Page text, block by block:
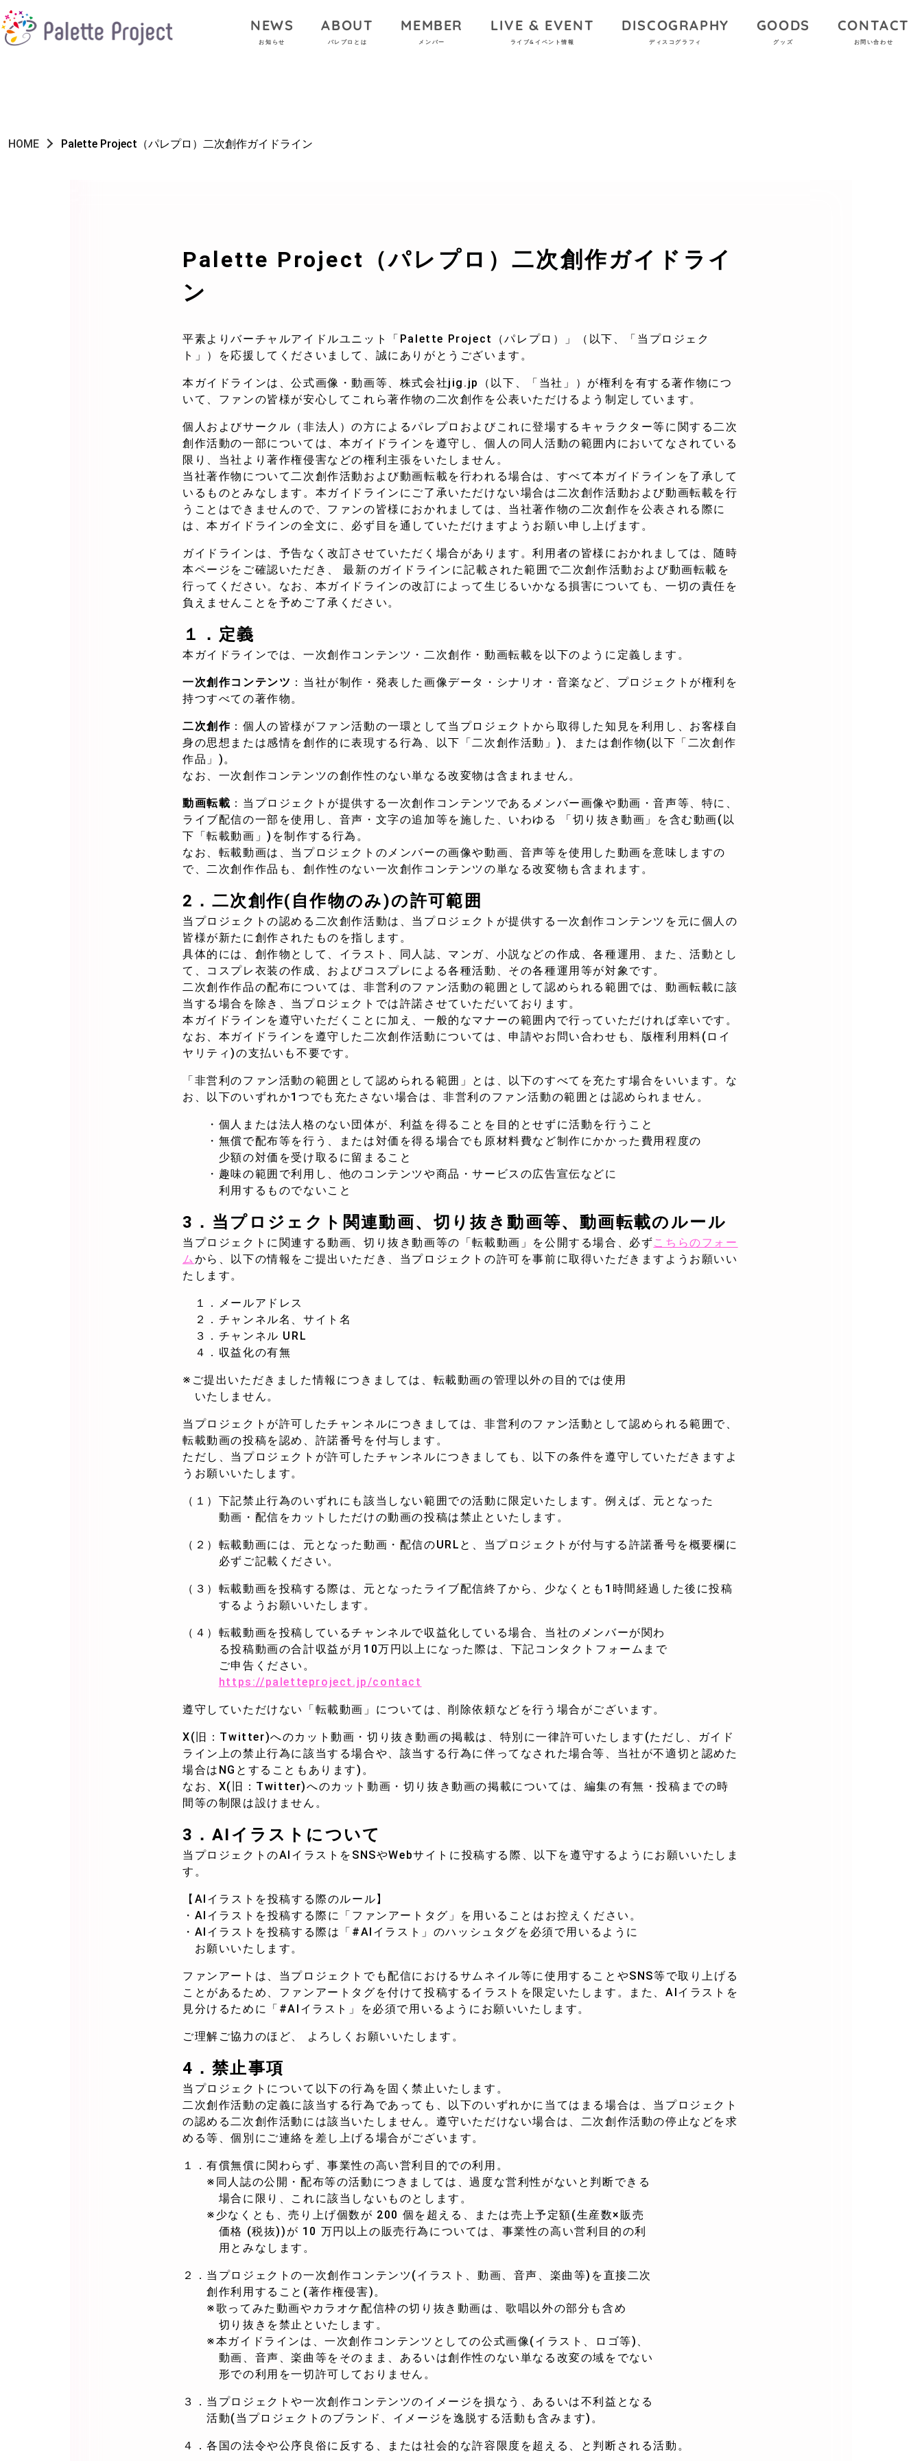
NEWS
お知らせ
ABOUT
パレプロとは
MEMBER
メンバー
LIVE & EVENT
ライブ&イベント情報
DISCOGRAPHY
ディスコグラフィ
GOODS
グッズ
CONTACT
お問い合わせ
HOME Palette Project（パレプロ）二次創作ガイドライン
Palette Project（パレプロ）二次創作ガイドライ
ン
平素よりバーチャルアイドルユニット「Palette Project（パレプロ）」（以下、「当プロジェク
ト」）を応援してくださいまして、誠にありがとうございます。
本ガイドラインは、公式画像・動画等、株式会社jig.jp（以下、「当社」）が権利を有する著作物につ
いて、ファンの皆様が安心してこれら著作物の二次創作を公表いただけるよう制定しています。
個人およびサークル（非法人）の方によるパレプロおよびこれに登場するキャラクター等に関する二次
創作活動の一部については、本ガイドラインを遵守し、個人の同人活動の範囲内においてなされている
限り、当社より著作権侵害などの権利主張をいたしません。
当社著作物について二次創作活動および動画転載を行われる場合は、すべて本ガイドラインを了承して
いるものとみなします。本ガイドラインにご了承いただけない場合は二次創作活動および動画転載を行
うことはできませんので、ファンの皆様におかれましては、当社著作物の二次創作を公表される際に
は、本ガイドラインの全文に、必ず目を通していただけますようお願い申し上げます。
ガイドラインは、予告なく改訂させていただく場合があります。利用者の皆様におかれましては、随時
本ページをご確認いただき、 最新のガイドラインに記載された範囲で二次創作活動および動画転載を
行ってください。なお、本ガイドラインの改訂によって生じるいかなる損害についても、一切の責任を
負えませんことを予めご了承ください。
１．定義
本ガイドラインでは、一次創作コンテンツ・二次創作・動画転載を以下のように定義します。
一次創作コンテンツ ：当社が制作・発表した画像データ・シナリオ・音楽など、プロジェクトが権利を
持つすべての著作物。
二次創作 ：個人の皆様がファン活動の一環として当プロジェクトから取得した知見を利用し、お客様自
身の思想または感情を創作的に表現する行為、以下「二次創作活動」)、または創作物(以下「二次創作
作品」)。
なお、一次創作コンテンツの創作性のない単なる改変物は含まれません。
動画転載 ：当プロジェクトが提供する一次創作コンテンツであるメンバー画像や動画・音声等、特に、
ライブ配信の一部を使用し、音声・文字の追加等を施した、いわゆる 「切り抜き動画」を含む動画(以
下「転載動画」)を制作する行為。
なお、転載動画は、当プロジェクトのメンバーの画像や動画、音声等を使用した動画を意味しますの
で、二次創作作品も、創作性のない一次創作コンテンツの単なる改変物も含まれます。
2． 二次創作(自作物のみ)の許可範囲
当プロジェクトの認める二次創作活動は、当プロジェクトが提供する一次創作コンテンツを元に個人の
皆様が新たに創作されたものを指します。
具体的には、創作物として、イラスト、同人誌、マンガ、小説などの作成、各種運用、また、活動とし
て、コスプレ衣装の作成、およびコスプレによる各種活動、その各種運用等が対象です。
二次創作作品の配布については、非営利のファン活動の範囲として認められる範囲では、動画転載に該
当する場合を除き、当プロジェクトでは許諾させていただいております。
本ガイドラインを遵守いただくことに加え、一般的なマナーの範囲内で行っていただければ幸いです。
なお、本ガイドラインを遵守した二次創作活動については、申請やお問い合わせも、版権利用料(ロイ
ヤリティ)の支払いも不要です。
「非営利のファン活動の範囲として認められる範囲」とは、以下のすべてを充たす場合をいいます。な
お、以下のいずれか1つでも充たさない場合は、非営利のファン活動の範囲とは認められません。
・個人または法人格のない団体が、利益を得ることを目的とせずに活動を行うこと
・無償で配布等を行う、または対価を得る場合でも原材料費など制作にかかった費用程度の
少額の対価を受け取るに留まること
・趣味の範囲で利用し、他のコンテンツや商品・サービスの広告宣伝などに
利用するものでないこと
3． 当プロジェクト関連動画、切り抜き動画等、動画転載のルール
当プロジェクトに関連する動画、切り抜き動画等の「転載動画」を公開する場合、必ずこちらのフォー
ムから、以下の情報をご提出いただき、当プロジェクトの許可を事前に取得いただきますようお願いい
たします。
１．メールアドレス
２．チャンネル名、サイト名
３．チャンネル URL
４．収益化の有無
※ご提出いただきました情報につきましては、転載動画の管理以外の目的では使用
いたしません。
当プロジェクトが許可したチャンネルにつきましては、非営利のファン活動として認められる範囲で、
転載動画の投稿を認め、許諾番号を付与します。
ただし、当プロジェクトが許可したチャンネルにつきましても、以下の条件を遵守していただきますよ
うお願いいたします。
（１）下記禁止行為のいずれにも該当しない範囲での活動に限定いたします。例えば、元となった
動画・配信をカットしただけの動画の投稿は禁止といたします。
（２）転載動画には、元となった動画・配信のURLと、当プロジェクトが付与する許諾番号を概要欄に
必ずご記載ください。
（３）転載動画を投稿する際は、元となったライブ配信終了から、少なくとも1時間経過した後に投稿
するようお願いいたします。
（４）転載動画を投稿しているチャンネルで収益化している場合、当社のメンバーが関わ
る投稿動画の合計収益が月10万円以上になった際は、下記コンタクトフォームまで
ご申告ください。
https://paletteproject.jp/contact
遵守していただけない「転載動画」については、削除依頼などを行う場合がございます。
X(旧：Twitter)へのカット動画・切り抜き動画の掲載は、特別に一律許可いたします(ただし、ガイド
ライン上の禁止行為に該当する場合や、該当する行為に伴ってなされた場合等、当社が不適切と認めた
場合はNGとすることもあります)。
なお、X(旧：Twitter)へのカット動画・切り抜き動画の掲載については、編集の有無・投稿までの時
間等の制限は設けません。
3． AIイラストについて
当プロジェクトのAIイラストをSNSやWebサイトに投稿する際、以下を遵守するようにお願いいたしま
す。
【AIイラストを投稿する際のルール】
・AIイラストを投稿する際に「ファンアートタグ」を用いることはお控えください。
・AIイラストを投稿する際は「#AIイラスト」のハッシュタグを必須で用いるように
お願いいたします。
ファンアートは、当プロジェクトでも配信におけるサムネイル等に使用することやSNS等で取り上げる
ことがあるため、ファンアートタグを付けて投稿するイラストを限定いたします。また、AIイラストを
見分けるために「#AIイラスト」を必須で用いるようにお願いいたします。
ご理解ご協力のほど、 よろしくお願いいたします。
4． 禁止事項
当プロジェクトについて以下の行為を固く禁止いたします。
二次創作活動の定義に該当する行為であっても、以下のいずれかに当てはまる場合は、当プロジェクト
の認める二次創作活動には該当いたしません。遵守いただけない場合は、二次創作活動の停止などを求
める等、個別にご連絡を差し上げる場合がございます。
１．有償無償に関わらず、事業性の高い営利目的での利用。
※同人誌の公開・配布等の活動につきましては、過度な営利性がないと判断できる
場合に限り、これに該当しないものとします。
※少なくとも、売り上げ個数が 200 個を超える、または売上予定額(生産数×販売
価格 (税抜))が 10 万円以上の販売行為については、事業性の高い営利目的の利
用とみなします。
２．当プロジェクトの一次創作コンテンツ(イラスト、動画、音声、楽曲等)を直接二次
創作利用すること(著作権侵害)。
※歌ってみた動画やカラオケ配信枠の切り抜き動画は、歌唱以外の部分も含め
切り抜きを禁止といたします。
※本ガイドラインは、一次創作コンテンツとしての公式画像(イラスト、ロゴ等)、
動画、音声、楽曲等をそのまま、あるいは創作性のない単なる改変の域をでない
形での利用を一切許可しておりません。
３．当プロジェクトや一次創作コンテンツのイメージを損なう、あるいは不利益となる
活動(当プロジェクトのブランド、イメージを逸脱する活動も含みます)。
４．各国の法令や公序良俗に反する、または社会的な許容限度を超える、と判断される活動。